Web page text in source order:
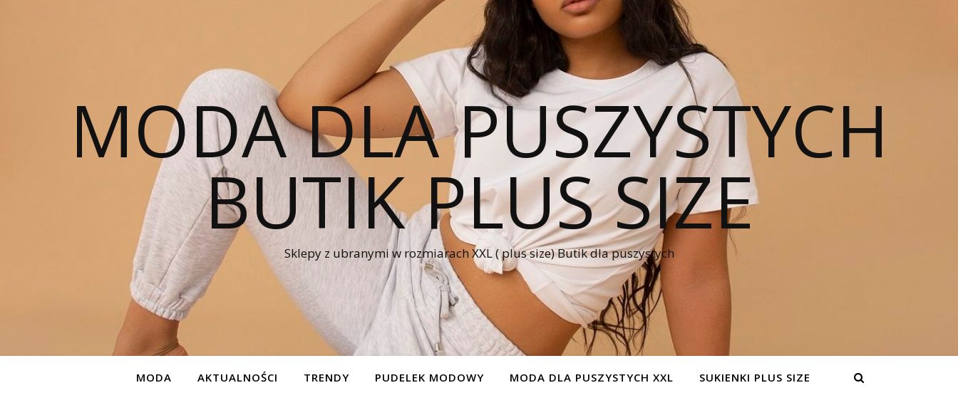
MODA DLA PUSZYSTYCH
BUTIK PLUS SIZE
Sklepy z ubranymi w rozmiarach XXL ( plus size) Butik dla puszystych
MODA AKTUALNOŚCI TRENDY PUDELEK MODOWY MODA DLA PUSZYSTYCH XXL SUKIENKI PLUS SIZE